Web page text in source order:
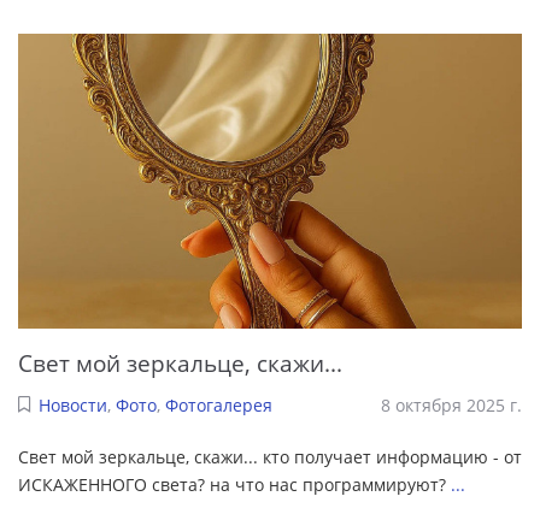
Свет мой зеркальце, скажи...
Новости, Фото, Фотогалерея 8 октября 2025 г.
Свет мой зеркальце, скажи... кто получает информацию - от
ИСКАЖЕННОГО света? на что нас программируют? ...